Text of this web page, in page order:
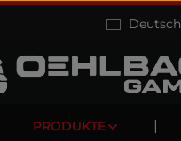
Deutsch
PRODUKTE